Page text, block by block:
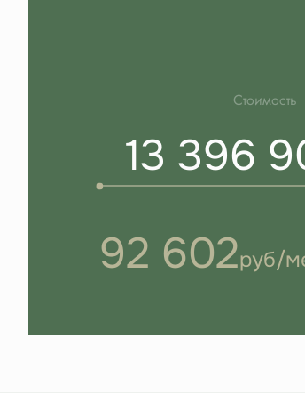
Стоимость
13 396
92 602руб/